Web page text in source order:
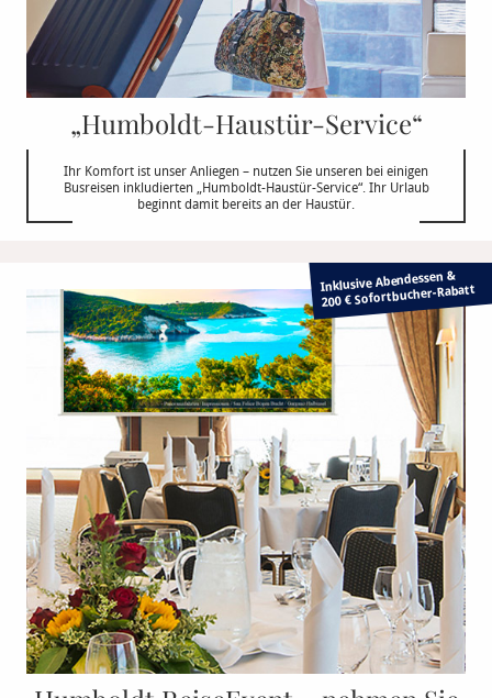
„Humboldt-Haustür-Service“
Ihr Komfort ist unser Anliegen – nutzen Sie unseren bei einigen
Busreisen inkludierten „Humboldt-Haustür-Service“. Ihr Urlaub
beginnt damit bereits an der Haustür.
Inklusive Abendessen &
200 € Sofortbucher-Rabatt